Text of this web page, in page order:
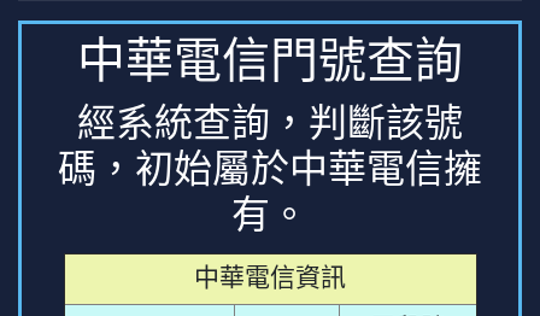
中華電信門號查詢
經系統查詢，判斷該號
碼，初始屬於中華電信擁
有。
中華電信資訊